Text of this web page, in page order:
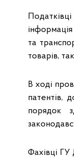
та
товарів,
В ході
патентів,
порядок
Фахівці ГУ